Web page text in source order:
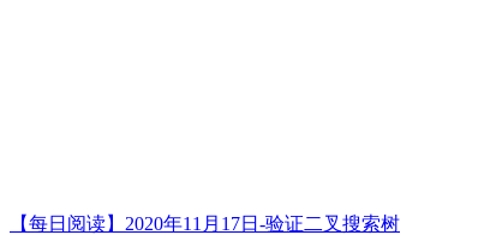
【每日阅读】2020年11月17日-验证二叉搜索树